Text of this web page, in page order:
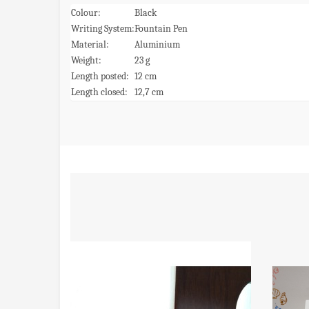
Colour:
Black
Writing System:Fountain Pen
Material:
Aluminium
Weight:
23 g
Length posted: 12 cm
Length closed:
12,7 cm